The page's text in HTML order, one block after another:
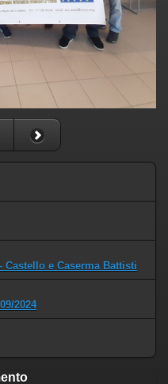
Castello e Caserma Battisti
2024